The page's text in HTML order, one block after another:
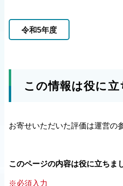
令和5年度
この情報は役に立
お寄せいただいた評価は運営の
このページの内容は役に立ちま
※必須入力